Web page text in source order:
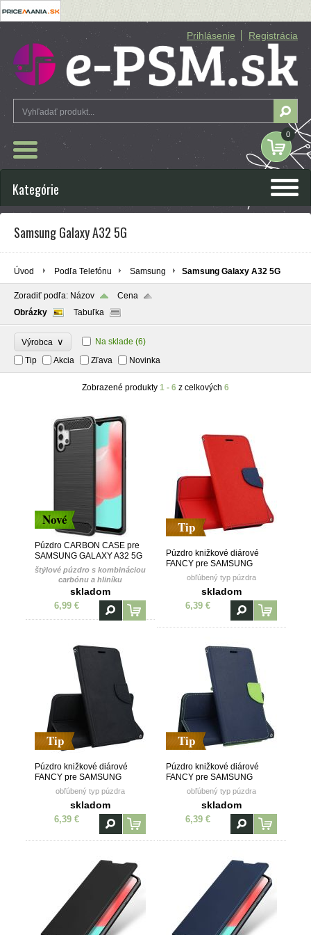
Prihlásenie Registrácia
0
Kategórie
Samsung Galaxy A32 5G
Úvod Podľa Telefónu Samsung Samsung Galaxy A32 5G
Zoradiť podľa: Názov
Cena
Obrázky
Tabuľka
Výrobca ∨ Na sklade (6)
Tip
Akcia Zľava Novinka
Zobrazené produkty 1 - 6 z celkových 6
Nové
Púzdro CARBON CASE pre
SAMSUNG GALAXY A32 5G
- čierne
štýlové púzdro s kombináciou
carbónu a hliníku
skladom
6,99 €
Tip
Púzdro knižkové diárové
FANCY pre SAMSUNG
GALAXY A32 5G - červeno
obľúbený typ púzdra
skladom
6,39 €
Tip
Púzdro knižkové diárové
FANCY pre SAMSUNG
GALAXY A32 5G - čierne
obľúbený typ púzdra
skladom
6,39 €
Tip
Púzdro knižkové diárové
FANCY pre SAMSUNG
GALAXY A32 5G - modro žlté
obľúbený typ púzdra
skladom
6,39 €